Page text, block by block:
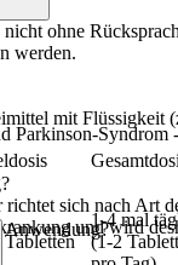
ohne
werden.
mit Flüssigkeit
richtet sich nach Art
und wird
Parkinson-Syndrom
Tabletten
1-4 mal
(1-2
Anwendung?